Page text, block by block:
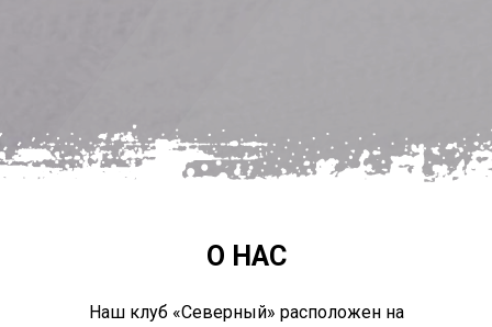
Наш клуб «Северный» расположен на
О НАС